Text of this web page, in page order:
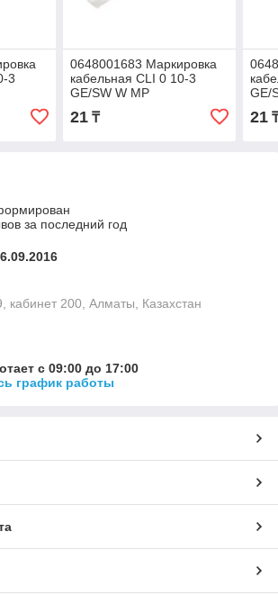
3
0648001683 Маркировка
кабельная CLI 0 10-3
GE/SW W MP
21₸
GE/
21
за последний год
кабинет 200, Алматы, Казахстан
с 09:00 до 17:00
график работы